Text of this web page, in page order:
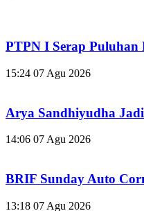
PTPN I Serap Puluhan
15:24 07 Agu 2026
Arya Sandhiyudha
14:06 07 Agu 2026
BRIF Sunday Auto
13:18 07 Agu 2026